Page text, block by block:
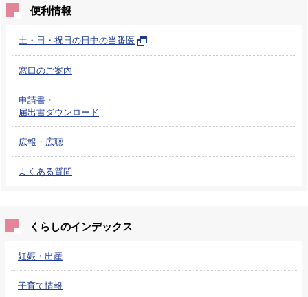
便利情報
土・日・祝日の日中の当番医
窓口のご案内
申請書・
届出書ダウンロード
広報・広聴
よくある質問
くらしのインデックス
妊娠・出産
子育て情報